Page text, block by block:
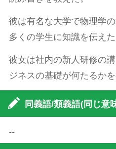
彼は有名な大学で物理学
多くの学生に知識を伝えた
彼女は社内の新人研修の
ジネスの基礎が何たるかを
同義語/類義語(同じ意
--